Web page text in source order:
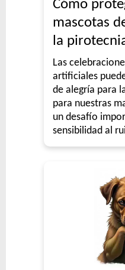
Sieger Perro Adulto Raza
Sieger Perro Adulto Raza
Sieger Perro Adulto
Sieger Perro Dermaprotect
Sieger Perro High
Smart Pet Criadores Perro
Supereco Perro Adulto
Tiernitos Selection Carne
Tiernitos Selection Carne y
Top Nutrition Perro Adulto
Top Nutrition Perro Adulto
Top Nutrition Perro Adulto
Top Nutrition Perro Vet Care
Total Balance Ultra Pro
Total Khan Adulto de Raza
Cómo
mascotas
la
Las
artificiales
de alegría para
para nuestras
un desafío
sensibilidad al